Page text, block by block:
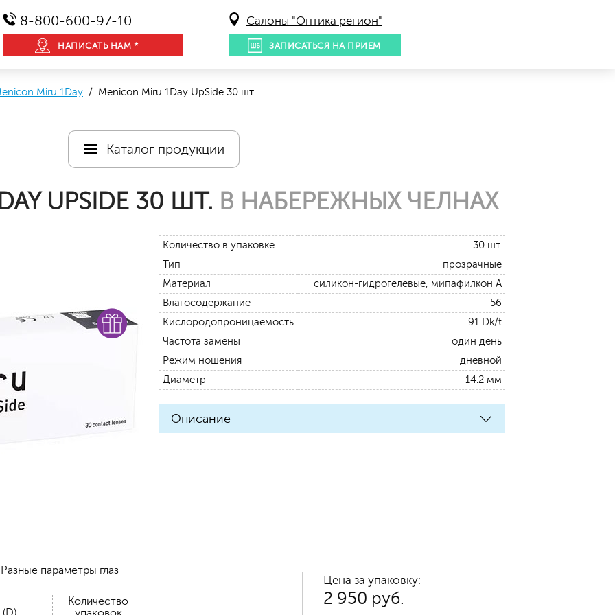
8-800-600-97-10
НАПИСАТЬ НАМ *
Салоны "Оптика регион"
ЗАПИСАТЬСЯ НА ПРИЕМ
Miru 1Day / Menicon Miru 1Day UpSide 30 шт.
Каталог продукции
UPSIDE 30 ШТ. В НАБЕРЕЖНЫХ ЧЕЛНАХ
Количество в упаковке
30 шт.
Тип
прозрачные
Материал
силикон-гидрогелевые, мипафилкон А
Влагосодержание
56
Кислородопроницаемость
91 Dk/t
Частота замены
один день
Режим ношения
дневной
Диаметр
14.2 мм
Описание
параметры глаз
Количество
Цена за упаковку:
2 950 руб.